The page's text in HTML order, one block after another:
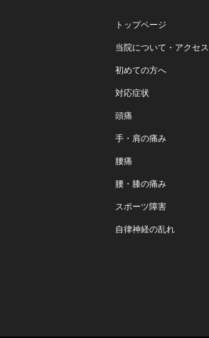
トップページ
当院について・アクセス
初めての方へ
対応症状
頭痛
手・肩の痛み
腰痛
腰・膝の痛み
スポーツ障害
自律神経の乱れ